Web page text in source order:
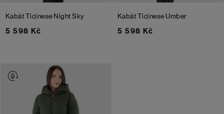
Kabát Ticinese Night Sky
5 598 Kč
Kabát TicineseUmber
5 598 Kč